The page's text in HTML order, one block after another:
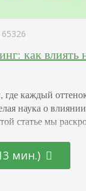
65326
как влиять
где каждый
наука о
статье мы
в области
цветовой
мин.)